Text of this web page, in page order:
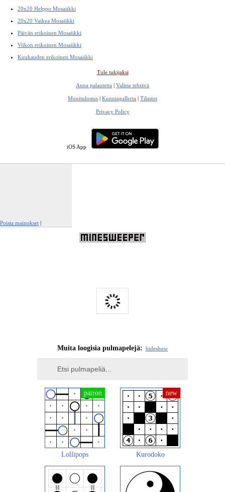
20x20 Helppo Mosaiikki
20x20 Vaikea Mosaiikki
Päivän erikoinen Mosaiikki
Viikon erikoinen Mosaiikki
Kuukauden erikoinen Mosaiikki
Tule tukijaksi
Anna palautetta | Valitse tehtävä
Monitulostus | Kunniagalleria | Tilastot
Privacy Policy
iOS App
Poista mainokset |
Muita loogisia pulmapelejä: hideshow
Lollipops Kurodoko